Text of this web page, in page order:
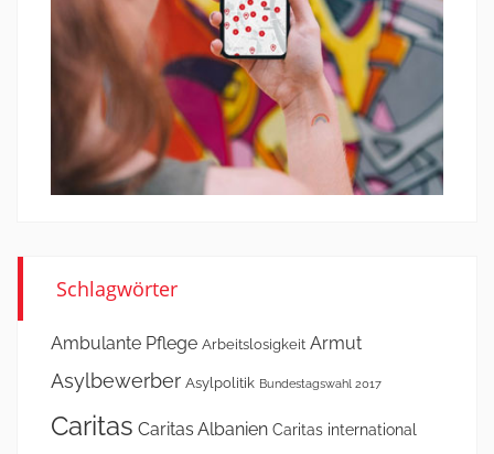
Schlagwörter
Ambulante Pflege Arbeitslosigkeit Armut
Asylbewerber Asylpolitik Bundestagswahl 2017
Caritas Caritas Albanien Caritas international